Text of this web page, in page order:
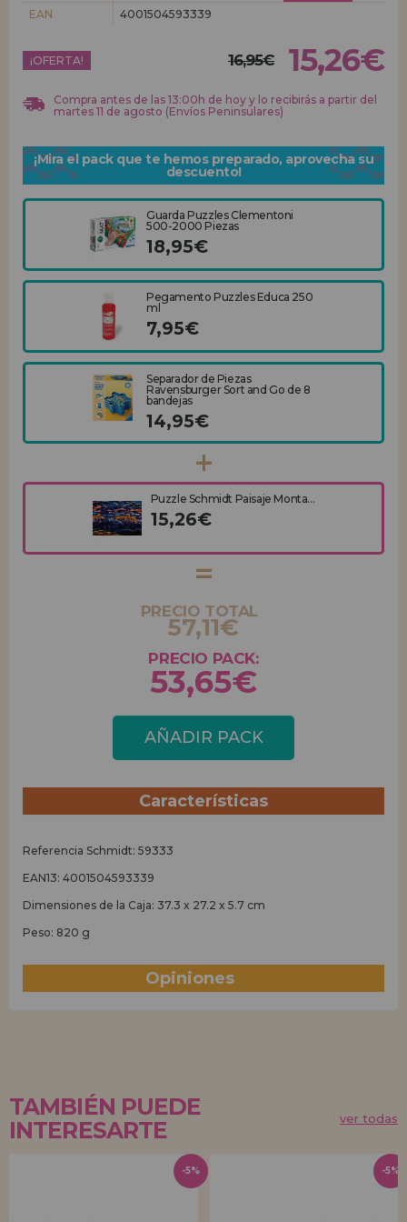
EAN
4001504593339
¡OFERTA! 16,95€ 15,26€
Compra antes de las 13:00h de hoy y lo recibirás a partir del
martes 11 de agosto (Envíos Peninsulares)
¡Mira el pack que te hemos preparado, aprovecha su
descuento!
Guarda Puzzles Clementoni
500-2000 Piezas
18,95€
Pegamento Puzzles Educa 250
ml
7,95€
Separador de Piezas
Ravensburger Sort and Go de 8
bandejas
14,95€
Puzzle Schmidt Paisaje Monta...
15,26€
PRECIO TOTAL
57,11€
PRECIO PACK:
53,65€
AÑADIR PACK
Características
Referencia Schmidt: 59333
EAN13: 4001504593339
Dimensiones de la Caja: 37.3 x 27.2 x 5.7 cm
Peso: 820 g
Opiniones
TAMBIÉN PUEDE
INTERESARTE
ver todas
-5% -5%